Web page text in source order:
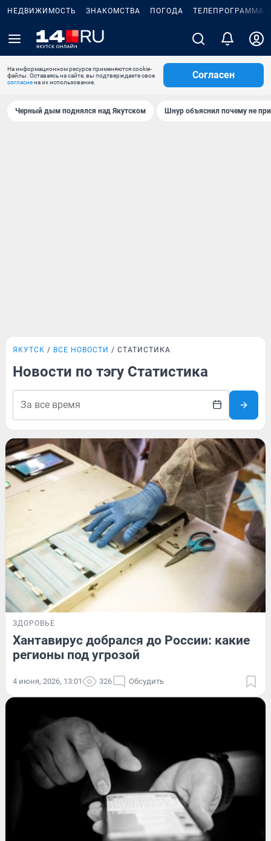
НЕДВИЖИМОСТЬ ЗНАКОМСТВА ПОГОДА ТЕЛЕПРОГРАММА
На информационном ресурсе применяются cookie-
файлы. Оставаясь на сайте, вы подтверждаете свое
согласиена их использование.
Согласен
Черный дым поднялся над Якутском Шнур объяснил почему не
ЯКУТСК ВСЕ НОВОСТИ СТАТИСТИКА
Новости по тэгу Статистика
ЗДОРОВЬЕ
Хантавирус добрался до России: какие
регионы под угрозой
4 июня, 2026, 13:01 326 Обсудить